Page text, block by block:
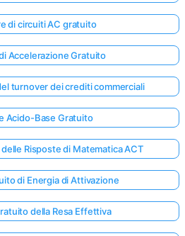
di circuiti AC gratuito
Accelerazione Gratuito
turnover dei crediti commerciali
Acido-Base Gratuito
Risposte di Matematica ACT
di Energia di Attivazione
della Resa Effettiva